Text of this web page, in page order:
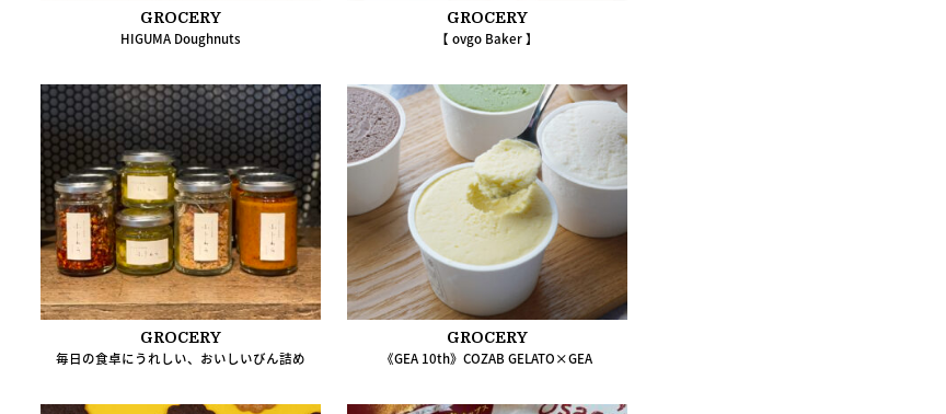
GROCERY
HIGUMA Doughnuts
GROCERY
【 ovgo Baker 】
GROCERY
毎日の食卓にうれしい、おいしいびん詰め
GROCERY
《GEA 10th》COZAB GELATO×GEA